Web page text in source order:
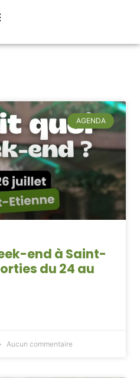
AGENDA
end à Saint-
du 24 au
Aucun commentaire